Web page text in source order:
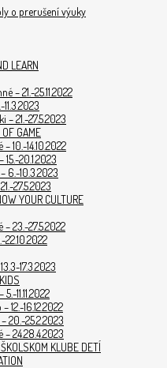
o prerušení výuky
LEARN
– 21.-25.11.2022
– 21.-27.5.2023
GAME
10.-14.10.2022
20.1.2023
6.-10.3.2023
27.5.2023
YOUR CULTURE
23.-27.5.2022
22.10.2022
17.3.2023
11.11.2022
12.-16.12.2022
20.-25.2.2023
24.28.4.2023
KLUBE DETÍ